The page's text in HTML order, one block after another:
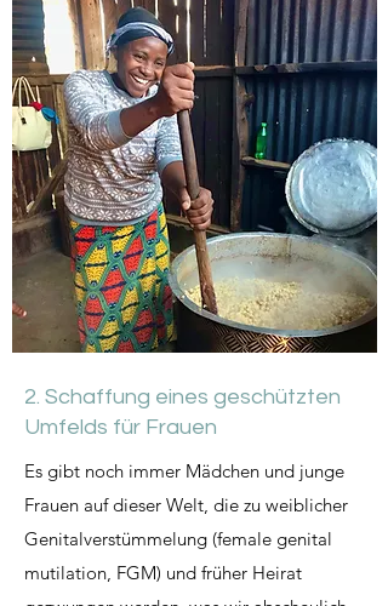
2. Schaffung eines geschützten
Umfelds für Frauen
Es gibt noch immer Mädchen und junge
Frauen auf dieser Welt, die zu weiblicher
Genitalverstümmelung (female genital
mutilation, FGM) und früher Heirat